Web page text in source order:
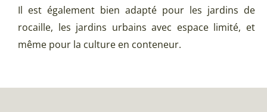
Il est également bien adapté pour les jardins de
rocaille, les jardins urbains avec espace limité, et
même pour la culture en conteneur.